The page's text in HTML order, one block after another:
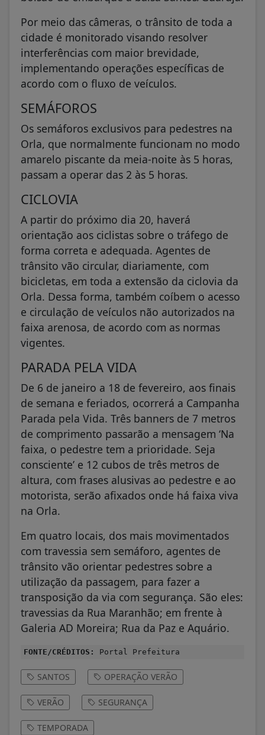
Por meio das câmeras, o trânsito de toda a
cidade é monitorado visando resolver
interferências com maior brevidade,
implementando operações específicas de
acordo com o fluxo de veículos.
SEMÁFOROS
Os semáforos exclusivos para pedestres na
Orla, que normalmente funcionam no modo
amarelo piscante da meia-noite às 5 horas,
passam a operar das 2 às 5 horas.
CICLOVIA
A partir do próximo dia 20, haverá
orientação aos ciclistas sobre o tráfego de
forma correta e adequada. Agentes de
trânsito vão circular, diariamente, com
bicicletas, em toda a extensão da ciclovia da
Orla. Dessa forma, também coíbem o acesso
e circulação de veículos não autorizados na
faixa arenosa, de acordo com as normas
vigentes.
PARADA PELA VIDA
De 6 de janeiro a 18 de fevereiro, aos finais
de semana e feriados, ocorrerá a Campanha
Parada pela Vida. Três banners de 7 metros
de comprimento passarão a mensagem ‘Na
faixa, o pedestre tem a prioridade. Seja
consciente’ e 12 cubos de três metros de
altura, com frases alusivas ao pedestre e ao
motorista, serão afixados onde há faixa viva
na Orla.
Em quatro locais, dos mais movimentados
com travessia sem semáforo, agentes de
trânsito vão orientar pedestres sobre a
utilização da passagem, para fazer a
transposição da via com segurança. São eles:
travessias da Rua Maranhão; em frente à
Galeria AD Moreira; Rua da Paz e Aquário.
FONTE/CRÉDITOS: Portal Prefeitura
SANTOS OPERAÇÃO VERÃO
VERÃO SEGURANÇA
TEMPORADA